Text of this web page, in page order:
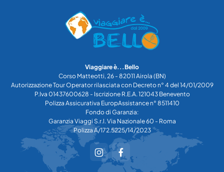
Viaggiare è...Bello
Corso Matteotti, 26 - 82011 Airola (BN)
Autorizzazione Tour Operator rilasciata con Decreto n° 4 del 14/01/2009
P.Iva 01437600628 - Iscrizione R.E.A. 121043 Benevento
Polizza Assicurativa EuropAssistance n° 8511410
Fondo di Garanzia:
Garanzia Viaggi S.r.l. Via Nazionale 60 - Roma
Polizza A/172.5225/14/2023